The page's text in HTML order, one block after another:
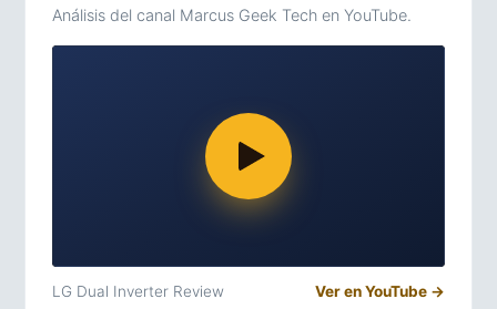
Análisis del canal Marcus Geek Tech en YouTube.
LG Dual Inverter Review Ver en YouTube →